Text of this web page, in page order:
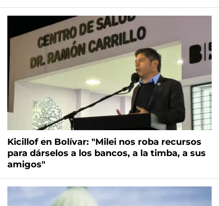
Kicillof en Bolívar: "Milei nos roba recursos
para dárselos a los bancos, a la timba, a sus
amigos"